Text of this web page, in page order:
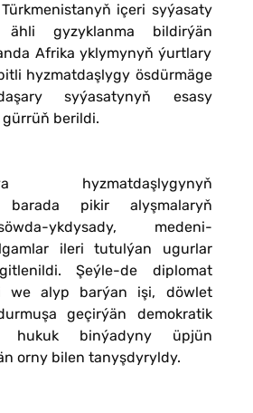
içeri syýasaty
gyzyklanma bildirýän
Afrika yklymynyň ýurtlary
hyzmatdaşlygy ösdürmäge
syýasatynyň esasy
berildi.
hyzmatdaşlygynyň
barada pikir alyşmalaryň
ykdysady, medeni-
ileri tutulýan ugurlar
Şeýle-de diplomat
we alyp barýan işi, döwlet
geçirýän demokratik
hukuk binýadyny üpjün
orny bilen tanyşdyryldy.